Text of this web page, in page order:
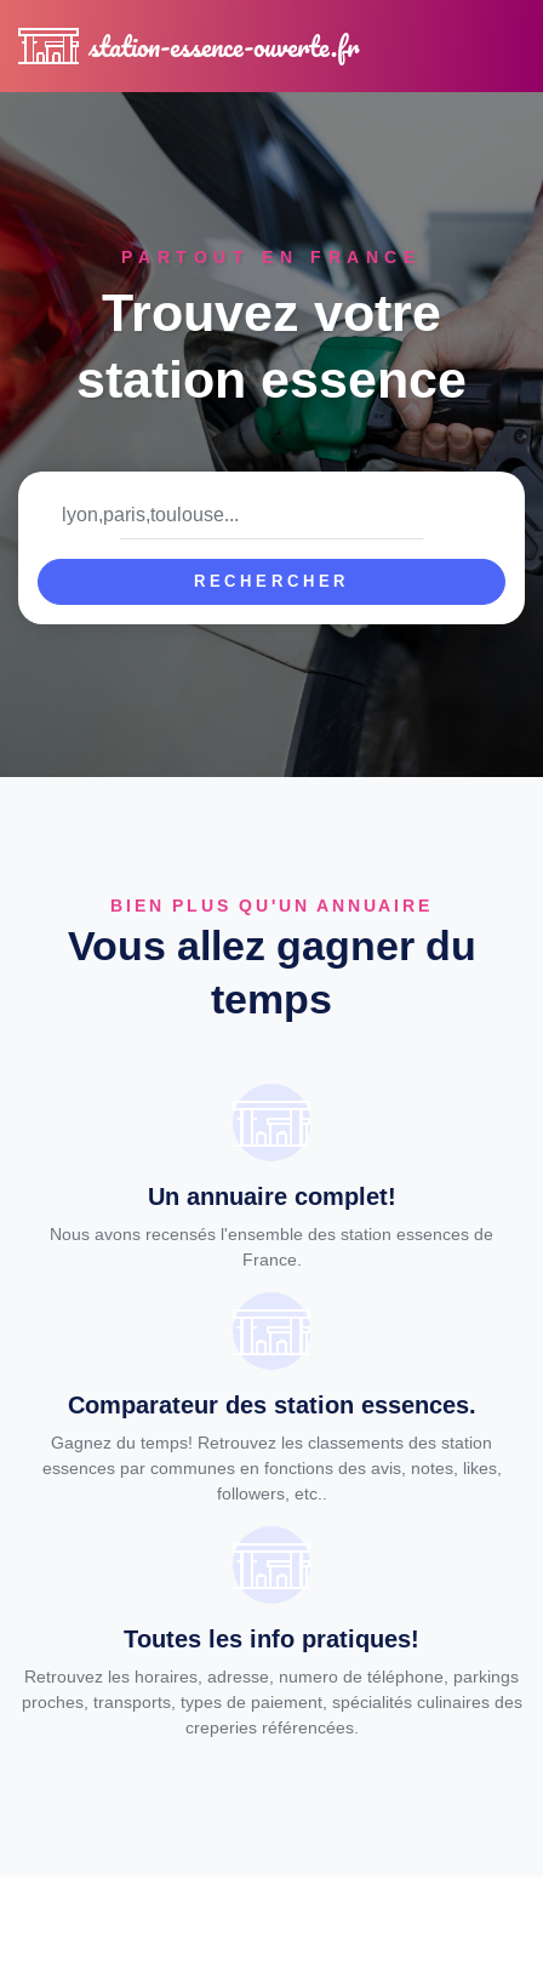
station-essence-ouverte.fr
PARTOUT EN FRANCE
Trouvez votre
station essence
Ville
RECHERCHER
BIEN PLUS QU'UN ANNUAIRE
Vous allez gagner du
temps
Un annuaire complet!
Nous avons recensés l'ensemble des station essences de
France.
Comparateur des station essences.
Gagnez du temps! Retrouvez les classements des station
essences par communes en fonctions des avis, notes, likes,
followers, etc..
Toutes les info pratiques!
Retrouvez les horaires, adresse, numero de téléphone, parkings
proches, transports, types de paiement, spécialités culinaires des
creperies référencées.